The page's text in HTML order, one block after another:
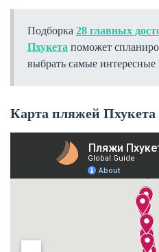
Подборка 28 главных
Пхукета поможет
выбрать самые интересные
Карта пляжей Пхукета